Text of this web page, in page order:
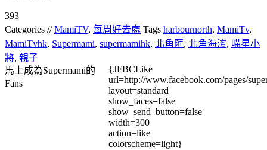
393
Categories //MamiTV, 每周好去處 Tags harbournorth, MamiTv,
MamiTvhk, Supermami, supermamihk, 北角匯, 北角海濱, 喵星小
將, 親子
馬上成為Supermami的
Fans
{JFBCLike
url=http://www.facebook.com/pages/
layout=standard
show_faces=false
show_send_button=false
width=300
action=like
colorscheme=light}